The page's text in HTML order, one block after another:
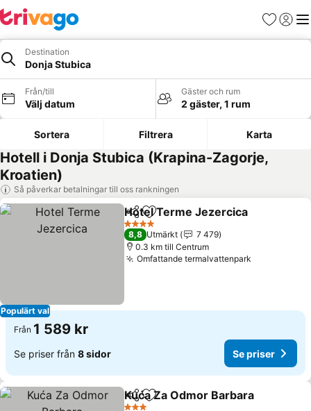
Favoriter
Logga
Destination
Donja Stubica
Från/till
Välj datum
Gäster och rum
2 gäster, 1 rum
Sortera Filtrera Karta
Hotell i Donja Stubica (Krapina-Zagorje,
Kroatien)
Så påverkar betalningar till oss rankningen
Populärt val
Dela Lägg till i Mina Favoriter
Hotel Terme Jezercica
4 Stjärnor
8,8 Utmärkt
7 479
0.3 km till Centrum
Omfattande termalvattenpark
Från 1 589 kr
Se priser från 8 sidor Se priser
Dela Lägg till i Mina Favoriter
Kuća Za Odmor Barbara